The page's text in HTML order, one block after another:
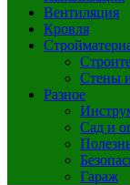
Вентиляция
Кровля
Стены
Разное
Сад и
Гараж